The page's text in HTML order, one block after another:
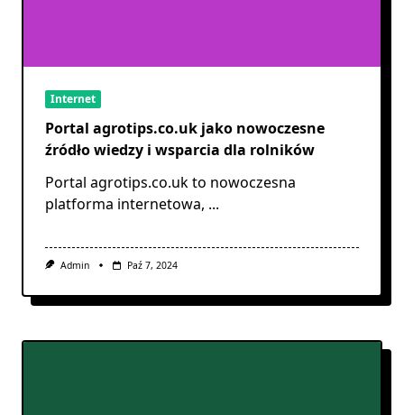
Internet
Portal agrotips.co.uk jako nowoczesne
źródło wiedzy i wsparcia dla rolników
Portal agrotips.co.uk to nowoczesna
platforma internetowa, ...
Admin Paź 7, 2024